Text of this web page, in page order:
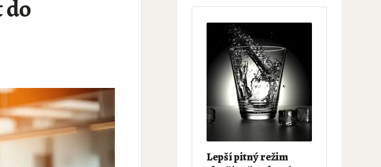
do
Lepší pitný režim